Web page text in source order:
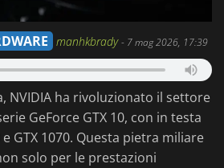
manhkbrady- 7 mag 2026, 17:39
NVIDIA ha rivoluzionato il settore
GeForce GTX 10, con in testa
e GTX 1070. Questa pietra miliare
solo per le prestazioni